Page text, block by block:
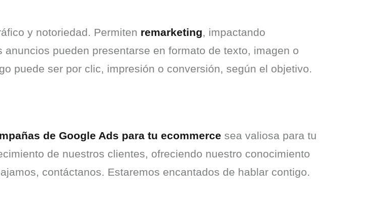
y notoriedad. Permiten remarketing, impactando
pueden presentarse en formato de texto, imagen o
puede ser por clic, impresión o conversión, según el objetivo.
de Google Ads para tu ecommerce sea valiosa para tu
de nuestros clientes, ofreciendo nuestro conocimiento
contáctanos. Estaremos encantados de hablar contigo.